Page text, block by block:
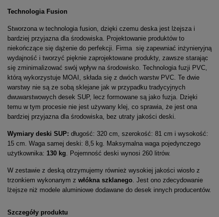
Technologia Fusion
Stworzona w technologia fusion, dzięki czemu deska jest lżejsza i
bardziej przyjazna dla środowiska. Projektowanie produktów to
niekończące się dążenie do perfekcji. Firma się zapewniać inżynieryjną
wydajność i tworzyć pięknie zaprojektowane produkty, zawsze starając
się zminimalizować swój wpływ na środowisko. Technologia fuzji PVC,
którą wykorzystuje MOAI, składa się z dwóch warstw PVC. Te dwie
warstwy nie są ze sobą sklejane jak w przypadku tradycyjnych
dwuwarstwowych desek SUP, lecz formowane są jako fuzja. Dzięki
temu w tym procesie nie jest używany klej, co sprawia, że jest ona
bardziej przyjazna dla środowiska, bez utraty jakości deski.
Wymiary deski SUP: długość: 320 cm, szerokość: 81 cm i wysokość:
15 cm. Waga samej deski: 8,5 kg. Maksymalna waga pojedynczego
użytkownika: 130 kg. Pojemność deski wynosi 260 litrów.
W zestawie z deską otrzymujemy również wysokiej jakości wiosło z
trzonkiem wykonanym z włókna szklanego. Jest ono zdecydowanie
lżejsze niż modele aluminiowe dodawane do desek innych producentów.
Szczegóły produktu